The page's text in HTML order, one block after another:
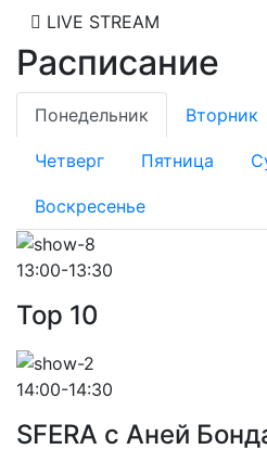
LIVE STREAM
Расписание
Понедельник Вторник
Четверг Пятница
Воскресенье
13:00-13:30
Top 10
14:00-14:30
SFERA с Аней